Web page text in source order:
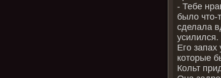
- Тебе
было что-
сделала
Его запах
которые
Кольт